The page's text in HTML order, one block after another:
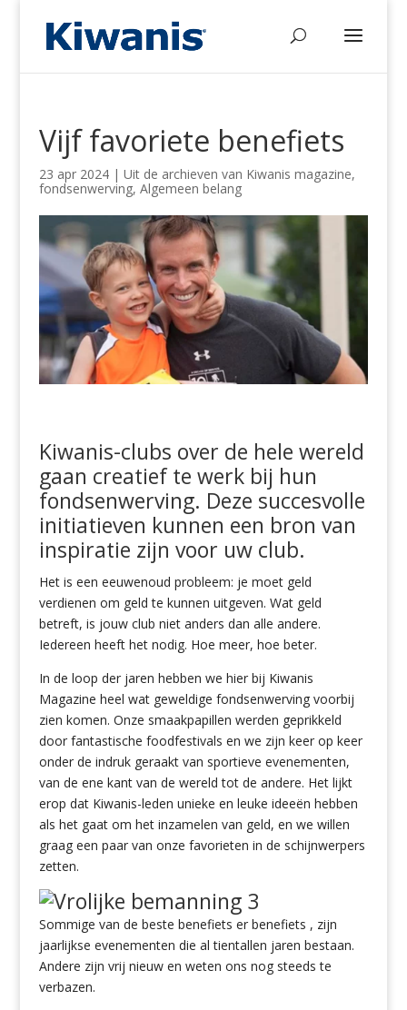
Vijf favoriete benefiets
23 apr 2024| Uit de archieven van Kiwanis magazine,
fondsenwerving, Algemeen belang
Kiwanis-clubs over de hele wereld
gaan creatief te werk bij hun
fondsenwerving. Deze succesvolle
initiatieven kunnen een bron van
inspiratie zijn voor uw club.
Het is een eeuwenoud probleem: je moet geld
verdienen om geld te kunnen uitgeven. Wat geld
betreft, is jouw club niet anders dan alle andere.
Iedereen heeft het nodig. Hoe meer, hoe beter.
In de loop der jaren hebben we hier bij Kiwanis
Magazine heel wat geweldige fondsenwerving voorbij
zien komen. Onze smaakpapillen werden geprikkeld
door fantastische foodfestivals en we zijn keer op keer
onder de indruk geraakt van sportieve evenementen,
van de ene kant van de wereld tot de andere. Het lijkt
erop dat Kiwanis-leden unieke en leuke ideeën hebben
als het gaat om het inzamelen van geld, en we willen
graag een paar van onze favorieten in de schijnwerpers
zetten.
Sommige van de beste benefiets er benefiets , zijn
jaarlijkse evenementen die al tientallen jaren bestaan.
Andere zijn vrij nieuw en weten ons nog steeds te
verbazen.